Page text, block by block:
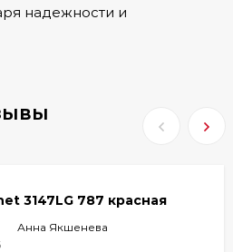
надежности и
кожаная сумочка сохранит
многих лет.
преимущества
Натуральная кожа
плотностью и
3147LG 787 красная
Анна Якшенева